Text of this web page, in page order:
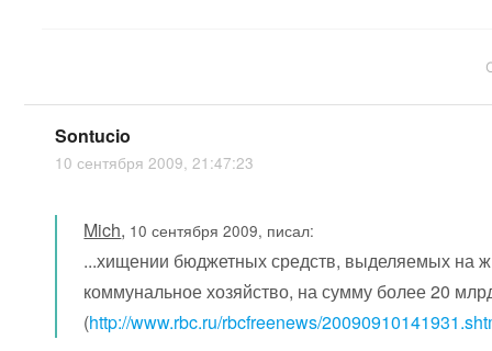
Sontucio
10 сентября 2009, 21:47:23
Mich, 10 сентября 2009, писал:
...хищении бюджетных средств, выделяемых на
коммунальное хозяйство, на сумму более 20
(http://www.rbc.ru/rbcfreenews/